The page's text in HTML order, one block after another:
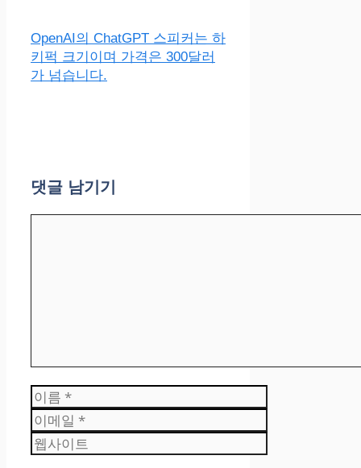
OpenAI의 ChatGPT 스피커는 하
키퍽 크기이며 가격은 300달러
가 넘습니다.
댓글 남기기
이
름
이
메
일
웹
사